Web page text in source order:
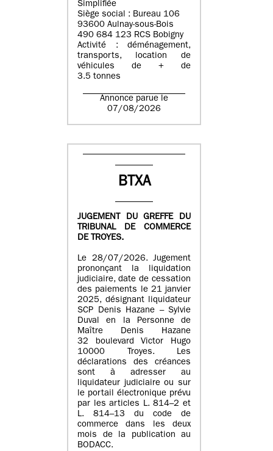
Simplifiée
Siège social : Bureau 106
93600 Aulnay-sous-Bois
490 684 123 RCS Bobigny
Activité : déménagement,
transports, location de
véhicules de + de
3.5 tonnes
Annonce parue le
07/08/2026
BTXA
JUGEMENT DU GREFFE DU
TRIBUNAL DE COMMERCE
DE TROYES.
Le 28/07/2026. Jugement
prononçant la liquidation
judiciaire, date de cessation
des paiements le 21 janvier
2025, désignant liquidateur
SCP Denis Hazane – Sylvie
Duval en la Personne de
Maître Denis Hazane
32 boulevard Victor Hugo
10000 Troyes. Les
déclarations des créances
sont à adresser au
liquidateur judiciaire ou sur
le portail électronique prévu
par les articles L. 814–2 et
L. 814–13 du code de
commerce dans les deux
mois de la publication au
BODACC.